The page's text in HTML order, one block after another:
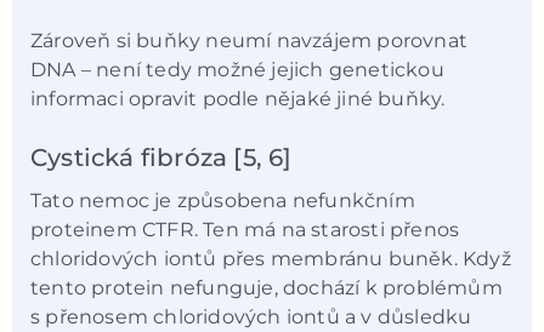
Zároveň si buňky neumí navzájem porovnat
DNA – není tedy možné jejich genetickou
informaci opravit podle nějaké jiné buňky.
Cystická fibróza [5, 6]
Tato nemoc je způsobena nefunkčním
proteinem CTFR. Ten má na starosti přenos
chloridových iontů přes membránu buněk. Když
tento protein nefunguje, dochází k problémům
s přenosem chloridových iontů a v důsledku